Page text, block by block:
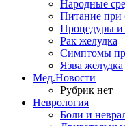
Народные
Питание
Процедуры и
Рак желудка
Симптомы
Язва желудка
Мед.Новости
Рубрик нет
Неврология
Боли и